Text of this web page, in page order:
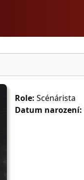
Role: Scénárista
Datum narození: